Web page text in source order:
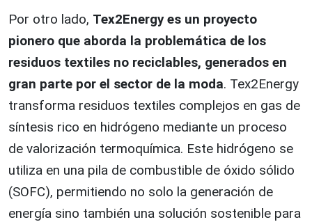
Por otro lado, Tex2Energy es un proyecto
pionero que aborda la problemática de los
residuos textiles no reciclables, generados en
gran parte por el sector de la moda. Tex2Energy
transforma residuos textiles complejos en gas de
síntesis rico en hidrógeno mediante un proceso
de valorización termoquímica. Este hidrógeno se
utiliza en una pila de combustible de óxido sólido
(SOFC), permitiendo no solo la generación de
energía sino también una solución sostenible para